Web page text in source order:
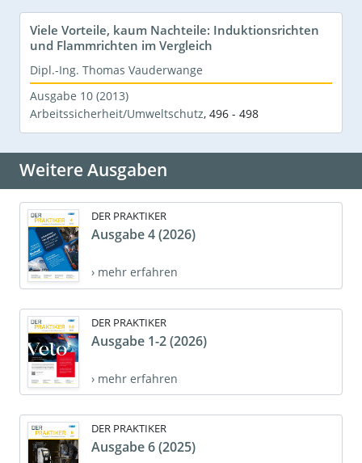
Viele Vorteile, kaum Nachteile: Induktionsrichten
und Flammrichten im Vergleich
Dipl.-Ing. Thomas Vauderwange
Ausgabe 10 (2013)
Arbeitssicherheit/Umweltschutz, 496 - 498
Weitere Ausgaben
DER PRAKTIKER
Ausgabe 4 (2026)
› mehr erfahren
DER PRAKTIKER
Ausgabe 1-2 (2026)
› mehr erfahren
DER PRAKTIKER
Ausgabe 6 (2025)